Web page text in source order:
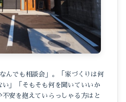
んでも相談会」。「家づくりは何
」「そもそも何を聞いていいか
安を抱えていらっしゃる方はと